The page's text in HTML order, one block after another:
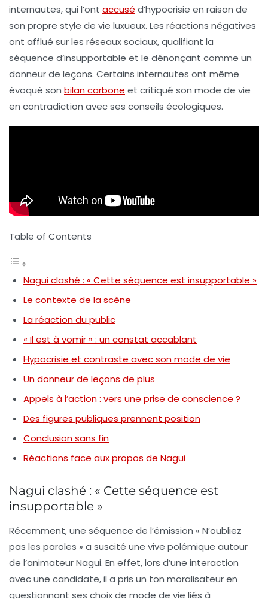
internautes, qui l’ont accusé d’hypocrisie en raison de
son propre style de vie luxueux. Les réactions négatives
ont afflué sur les réseaux sociaux, qualifiant la
séquence d’insupportable et le dénonçant comme un
donneur de leçons. Certains internautes ont même
évoqué son bilan carbone et critiqué son mode de vie
en contradiction avec ses conseils écologiques.
Table of Contents
Nagui clashé : « Cette séquence est insupportable »
Le contexte de la scène
La réaction du public
« Il est à vomir » : un constat accablant
Hypocrisie et contraste avec son mode de vie
Un donneur de leçons de plus
Appels à l’action : vers une prise de conscience ?
Des figures publiques prennent position
Conclusion sans fin
Réactions face aux propos de Nagui
Nagui clashé : « Cette séquence est
insupportable »
Récemment, une séquence de l’émission « N’oubliez
pas les paroles » a suscité une vive polémique autour
de l’animateurNagui. En effet, lors d’une interaction
avec une candidate, il a pris un ton moralisateur en
questionnant ses choix de mode de vie liés à